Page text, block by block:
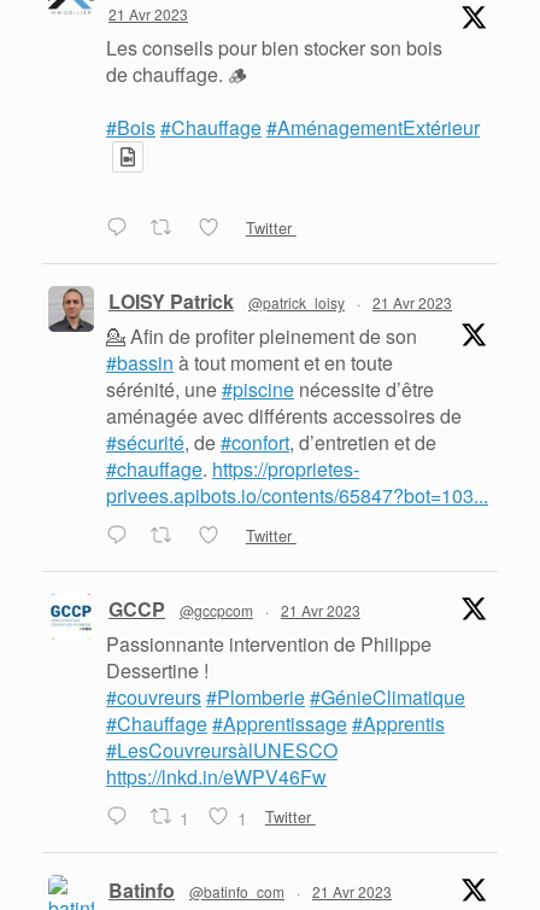
21 Avr 2023
Les conseils pour bien stocker son bois
de chauffage. 🪵
#Bois#Chauffage#AménagementExtérieur
Twitter
LOISY Patrick @patrick_loisy · 21 Avr 2023
💁 Afin de profiter pleinement de son
#bassin à tout moment et en toute
sérénité, une#piscine nécessite d’être
aménagée avec différents accessoires de
#sécurité, de#confort, d’entretien et de
#chauffage. https://proprietes-
privees.apibots.io/contents/65847?bot=103...
Twitter
GCCP @gccpcom · 21 Avr 2023
Passionnante intervention de Philippe
Dessertine !
#couvreurs#Plomberie#GénieClimatique
#Chauffage#Apprentissage#Apprentis
#LesCouvreursàlUNESCO
https://lnkd.in/eWPV46Fw
1 1 Twitter
Batinfo @batinfo_com · 21 Avr 2023